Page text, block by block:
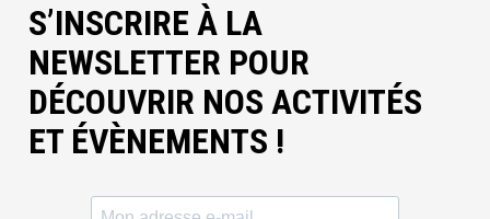
S’INSCRIRE À LA
NEWSLETTER POUR
DÉCOUVRIR NOS ACTIVITÉS
ET ÉVÈNEMENTS !